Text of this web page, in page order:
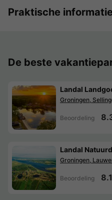
Praktische informatie
De beste
Landal
Groningen,
Beoordeling
Landal
Groningen,
Beoordeling 8.1